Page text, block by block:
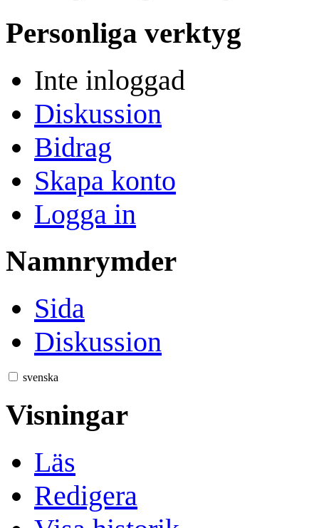
Personliga verktyg
Inte inloggad
Diskussion
Bidrag
Skapa konto
Logga in
Namnrymder
Sida
Diskussion
svenska
Visningar
Läs
Redigera